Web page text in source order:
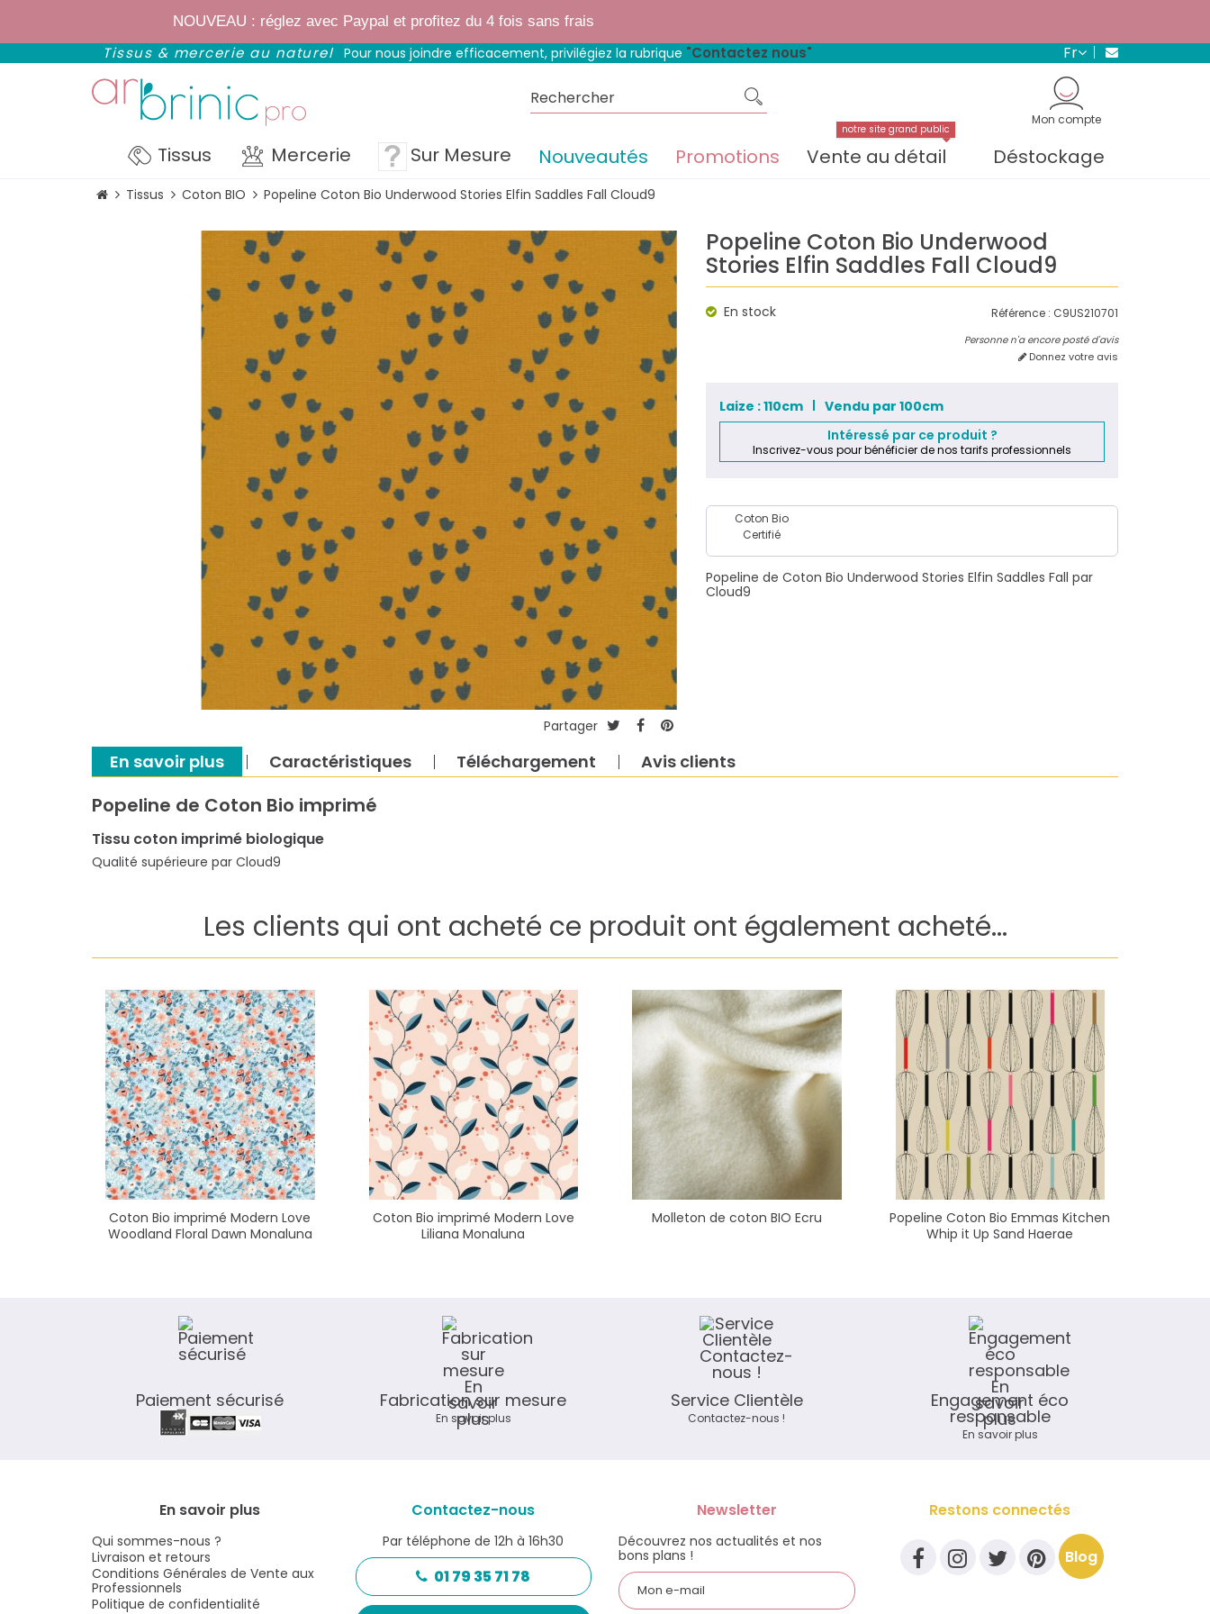
NOUVEAU : réglez avec Paypal et profitez du 4 fois sans frais
Bientôt : notre boutique fait peau neuve. Mêmes matières, mêmes prix, mêmes avantages.
Tissus & mercerie au naturel Pour nous joindre efficacement, privilégiez la rubrique "Contactez nous" fr
Mon compte
Tissus Mercerie Sur Mesure Nouveautés Promotions Vente au détail
notre site grand public
Déstockage
Tissus Coton BIO Popeline Coton Bio Underwood Stories Elfin Saddles Fall Cloud9
Partager
Popeline Coton Bio Underwood
Stories Elfin Saddles Fall Cloud9
Référence : C9US210701
En stock
Personne n'a encore posté d'avis
Donnez votre avis
Laize : 110cm
Vendu par 100cm
Intéressé par ce produit ?
Inscrivez-vous pour bénéficier de nos tarifs professionnels
Coton Bio
Certifié
Popeline de Coton Bio Underwood Stories Elfin Saddles Fall par
Cloud9
En savoir plus Caractéristiques Téléchargement Avis clients
Popeline de Coton Bio imprimé
Tissu coton imprimé biologique
Qualité supérieure par Cloud9
Les clients qui ont acheté ce produit ont également acheté...
Coton Bio imprimé Modern Love
Woodland Floral Dawn Monaluna
Coton Bio imprimé Modern Love
Liliana Monaluna
Molleton de coton BIO Ecru
Popeline Coton Bio Emmas Kitchen
Whip it Up Sand Haerae
Paiement sécurisé Fabrication sur mesure
En savoir plus
Service Clientèle
Contactez-nous !
Engagement éco
responsable
En savoir plus
En savoir plus
Qui sommes-nous ?
Livraison et retours
Conditions Générales de Vente aux
Professionnels
Politique de confidentialité
Contactez-nous
Par téléphone de 12h à 16h30
01 79 35 71 78
Newsletter
Découvrez nos actualités et nos
bons plans !
Restons connectés
Blog